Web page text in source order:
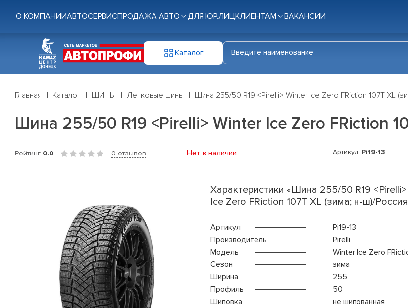
О КОМПАНИИАВТОСЕРВИСПРОДАЖА АВТО ДЛЯ ЮР.ЛИЦКЛИЕНТАМ ВАКАНСИИ
Каталог
Главная Каталог ШИНЫ Легковые шины Шина 255/50 R19 <Pirelli> Winter Ice Zero FRiction 107T XL
Шина 255/50 R19 <Pirelli> Winter Ice Zero FRiction
Рейтинг 0.0 0 отзывов Нет в наличии Артикул: Pi19-13
Характеристики «Шина 255/50 R19
Ice Zero FRiction 107T XL (зима; н-ш)/
Артикул
Pi19-13
Производитель
Pirelli
Модель
Winter Ice Zero
Сезон
зима
Ширина
255
Профиль
50
Шиповка
не шипованная